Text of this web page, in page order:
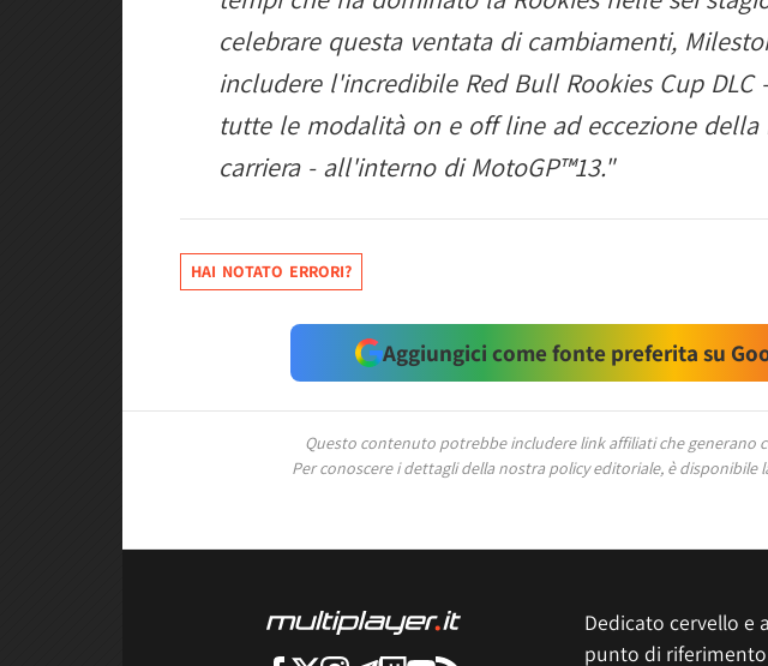
celebrare questa ventata di cambiamenti,
includere l'incredibile Red Bull Rookies Cup
tutte le modalità on e off line ad eccezione
carriera - all'interno di MotoGP™13."
HAI NOTATO ERRORI?
Aggiungici come fonte preferita su
Questo contenuto potrebbe includere link affiliati che generano
Per conoscere i dettagli della nostra policy editoriale, è disponibile
Dedicato cervello e
punto di